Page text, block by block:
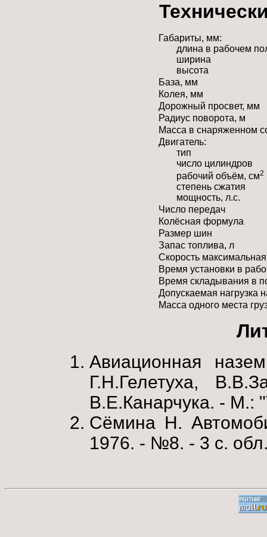
Габариты, мм:
длина в рабочем
ширина
высота
База, мм
Колея, мм
Дорожный просвет, мм
Радиус поворота, м
Масса в снаряженном
Двигатель:
тип
число цилиндров
рабочий объём, см2
степень сжатия
мощность, л.с.
Число передач
Колёсная формула
Размер шин
Запас топлива, л
Скорость
Время установки в
Время складывания в
Допускаемая нагрузка
Масса одного места
Авиационная
Г.Н.Гелетуха,
В.Е.Канарчука. - М.:
Сёмина Н.
1976. - №8. - 3 с.